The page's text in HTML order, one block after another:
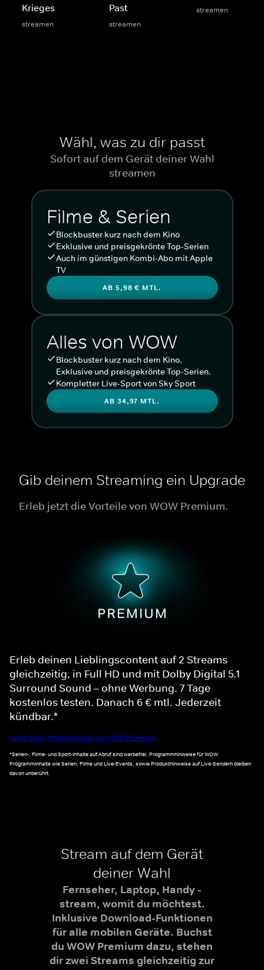
Krieges
streamen
Past
streamen
streamen
Wähl, was zu dir passt
Sofort auf dem Gerät deiner Wahl
streamen
Filme & Serien
Blockbuster kurz nach dem Kino
Exklusive und preisgekrönte Top-Serien
Auch im günstigen Kombi-Abo mit Apple
TV
AB 5,98 € MTL.
Alles von WOW
Blockbuster kurz nach dem Kino.
Exklusive und preisgekrönte Top-Serien.
Kompletter Live-Sport von Sky Sport
AB 34,97 MTL.
Gib deinem Streaming ein Upgrade
Erleb jetzt die Vorteile von WOW Premium.
Erleb deinen Lieblingscontent auf 2 Streams
gleichzeitig, in Full HD und mit Dolby Digital 5.1
Surround Sound – ohne Werbung. 7 Tage
kostenlos testen. Danach 6 € mtl. Jederzeit
kündbar.*
Noch mehr Informationen zu WOW Premium
*Serien-, Filme- und Sport-Inhalte auf Abruf sind werbefrei. Programmhinweise für WOW
Programminhalte wie Serien, Filme und Live-Events, sowie Produkthinweise auf Live-Sendern bleiben
davon unberührt.
Stream auf dem Gerät
deiner Wahl
Fernseher, Laptop, Handy -
stream, womit du möchtest.
Inklusive Download-Funktionen
für alle mobilen Geräte. Buchst
du WOW Premium dazu, stehen
dir zwei Streams gleichzeitig zur